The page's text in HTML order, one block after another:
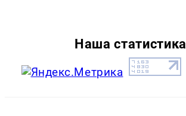
Наша статистика